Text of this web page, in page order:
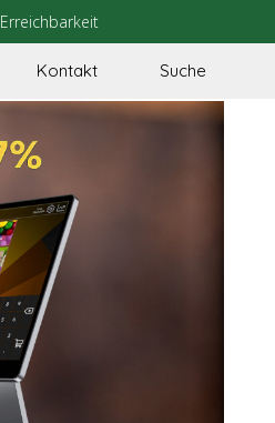
Erreichbarkeit
Kontakt Suche